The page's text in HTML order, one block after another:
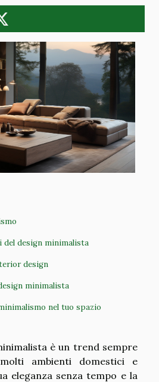
design minimalista
design
minimalista
nel tuo spazio
è un trend sempre
ambienti domestici e
eleganza senza tempo e la